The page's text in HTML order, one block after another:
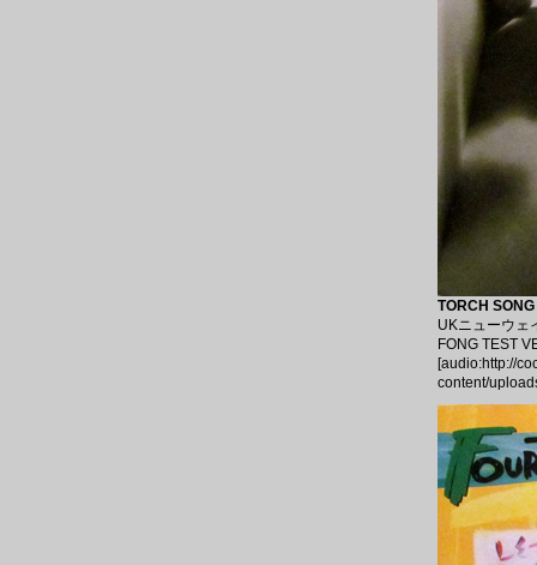
TORCH
UKニューウェ
FONG TEST
[audio:http://
content/